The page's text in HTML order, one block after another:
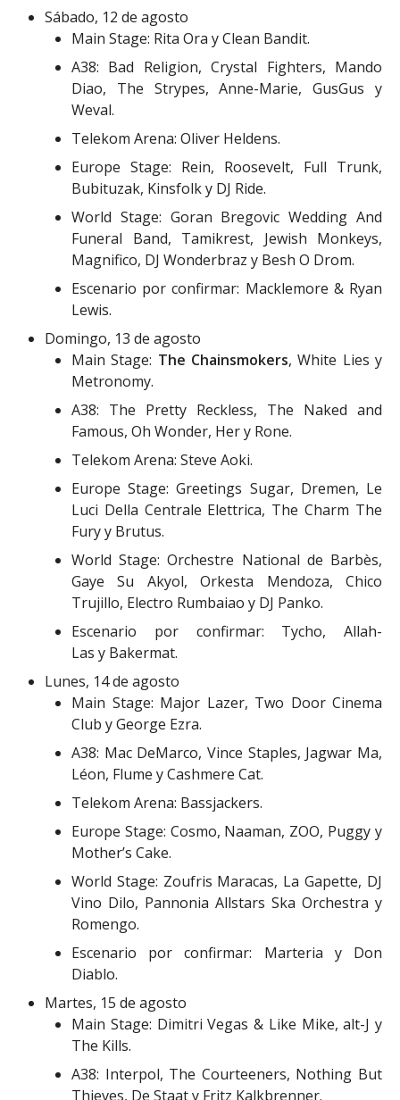
Sábado, 12 de agosto
Main Stage: Rita Ora y Clean Bandit.
A38: Bad Religion, Crystal Fighters, Mando
Diao, The Strypes, Anne-Marie, GusGus y
Weval.
Telekom Arena: Oliver Heldens.
Europe Stage: Rein, Roosevelt, Full Trunk,
Bubituzak, Kinsfolk y DJ Ride.
World Stage: Goran Bregovic Wedding And
Funeral Band, Tamikrest, Jewish Monkeys,
Magnifico, DJ Wonderbraz y Besh O Drom.
Escenario por confirmar: Macklemore & Ryan
Lewis.
Domingo, 13 de agosto
Main Stage: The Chainsmokers, White Lies y
Metronomy.
A38: The Pretty Reckless, The Naked and
Famous, Oh Wonder, Her y Rone.
Telekom Arena: Steve Aoki.
Europe Stage: Greetings Sugar, Dremen, Le
Luci Della Centrale Elettrica, The Charm The
Fury y Brutus.
World Stage: Orchestre National de Barbès,
Gaye Su Akyol, Orkesta Mendoza, Chico
Trujillo, Electro Rumbaiao y DJ Panko.
Escenario por confirmar: Tycho, Allah-
Las y Bakermat.
Lunes, 14 de agosto
Main Stage: Major Lazer, Two Door Cinema
Club y George Ezra.
A38: Mac DeMarco, Vince Staples, Jagwar Ma,
Léon, Flume y Cashmere Cat.
Telekom Arena: Bassjackers.
Europe Stage: Cosmo, Naaman, ZOO, Puggy y
Mother’s Cake.
World Stage: Zoufris Maracas, La Gapette, DJ
Vino Dilo, Pannonia Allstars Ska Orchestra y
Romengo.
Escenario por confirmar: Marteria y Don
Diablo.
Martes, 15 de agosto
Main Stage: Dimitri Vegas & Like Mike, alt-J y
The Kills.
A38: Interpol, The Courteeners, Nothing But
Thieves, De Staat y Fritz Kalkbrenner.